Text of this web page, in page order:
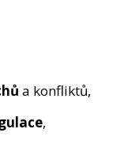
a konfliktů,
,